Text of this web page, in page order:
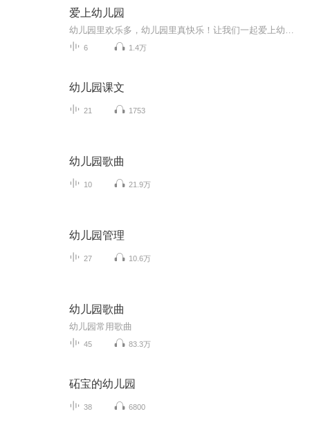
爱上幼儿园
6 1.4万
幼儿园课文
21 1753
幼儿园歌曲
10 21.9万
幼儿园管理
27 10.6万
幼儿园歌曲
幼儿园常用歌曲
45 83.3万
砳宝的幼儿园
38 6800